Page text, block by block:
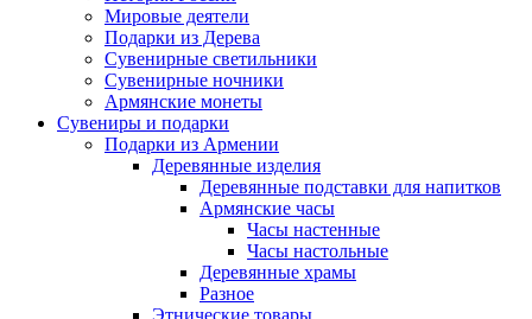
Мировые деятели
Подарки из Дерева
Сувенирные светильники
Сувенирные ночники
Армянские монеты
Сувениры и подарки
Подарки из Армении
Деревянные изделия
Деревянные подставки для напитков
Армянские часы
Часы настенные
Часы настольные
Деревянные храмы
Разное
Этнические товары